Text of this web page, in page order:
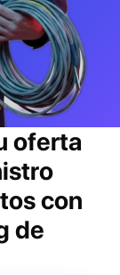
oferta
con
de